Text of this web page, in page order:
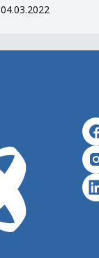
04.03.2022